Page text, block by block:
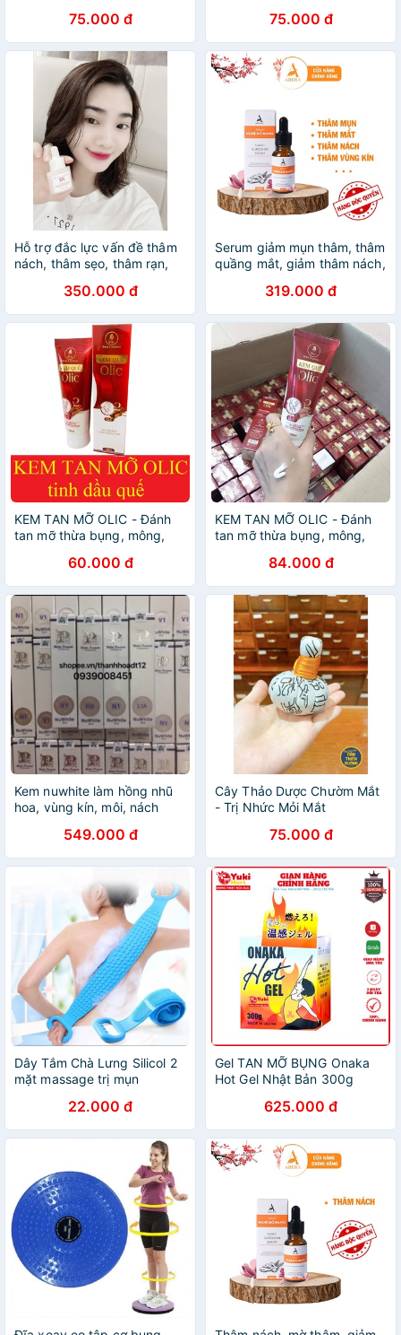
75.000 đ
hiệu quả, 1 đôi, 12x19cm
75.000 đ
Hỗ trợ đắc lực vấn đề thâm
nách, thâm sẹo, thâm rạn,
350.000 đ
Serum giảm mụn thâm, thâm
quầng mắt, giảm thâm nách,
đốt, thâm đầu gối, nghệ đỏ
Nano ABERA 15ml
319.000 đ
KEM TAN MỠ OLIC - Đánh
tan mỡ thừa bụng, mông,
60.000 đ
KEM TAN MỠ OLIC - Đánh
tan mỡ thừa bụng, mông,
84.000 đ
Kem nuwhite làm hồng nhũ
hoa, vùng kín, môi, nách
549.000 đ
Cây Thảo Dược Chườm Mắt
- Trị Nhức Mỏi Mắt
75.000 đ
Dây Tắm Chà Lưng Silicol 2
mặt massage trị mụn
22.000 đ
Gel TAN MỠ BỤNG Onaka
Hot Gel Nhật Bản 300g
đùi mông625.000 đ